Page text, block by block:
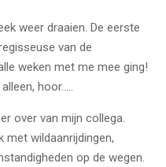
weer draaien. De eerste
van de
weken met me mee ging!
hoor…..
over van mijn collega.
met wildaanrijdingen,
op de wegen.